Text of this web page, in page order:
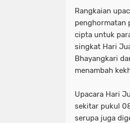
Rangkaian
penghormatan
cipta untuk
singkat Hari
Bhayangkari
menambah
Upacara Hari
sekitar pukul
serupa juga